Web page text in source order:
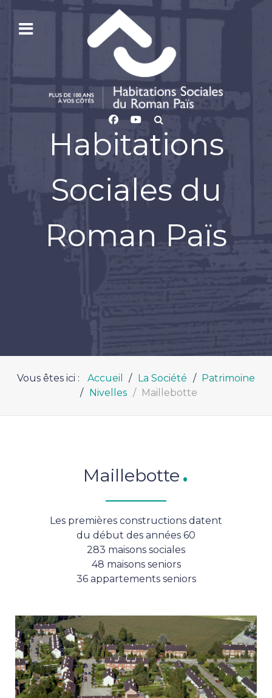
Habitations
Sociales du
Roman Païs
Vous êtes ici : Accueil La Société
Patrimoine
Nivelles
Maillebotte
Maillebotte
Les premières constructions datent
du début des années 60
283 maisons sociales
48 maisons seniors
36 appartements seniors